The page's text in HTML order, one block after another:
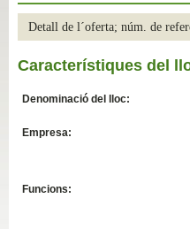
Detall de l´oferta; núm. de
Característiques del
Denominació del lloc:
Empresa:
Funcions: